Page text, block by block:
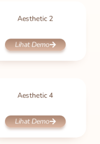
Aesthetic 2
Lihat Demo
Aesthetic 4
Lihat Demo